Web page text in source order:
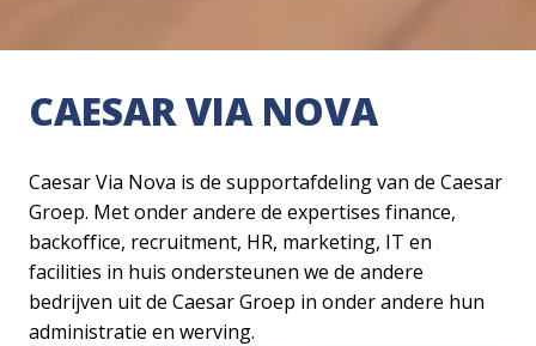
CAESAR VIA NOVA
Caesar Via Nova is de supportafdeling van de Caesar
Groep. Met onder andere de expertises finance,
backoffice, recruitment, HR, marketing, IT en
facilities in huis ondersteunen we de andere
bedrijven uit de Caesar Groep in onder andere hun
administratie en werving.